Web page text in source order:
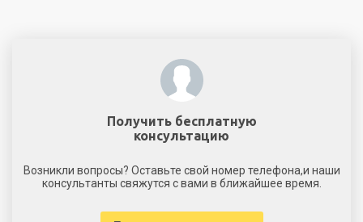
Получить бесплатную
консультацию
Возникли вопросы? Оставьте свой номер телефона,и наши
консультанты свяжутся с вами в ближайшее время.